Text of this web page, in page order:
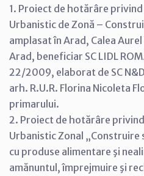
1. Proiect de hotărâre
Urbanistic de Zonă –
amplasat în Arad, Calea
Arad, beneficiar SC LIDL
22/2009, elaborat de SC
arh. R.U.R. Florina Nicoleta
primarului.
2. Proiect de hotărâre
Urbanistic Zonal
cu produse alimentare şi
amănuntul, împrejmuire şi